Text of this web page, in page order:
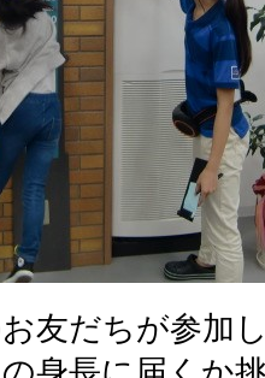
友だちが参加